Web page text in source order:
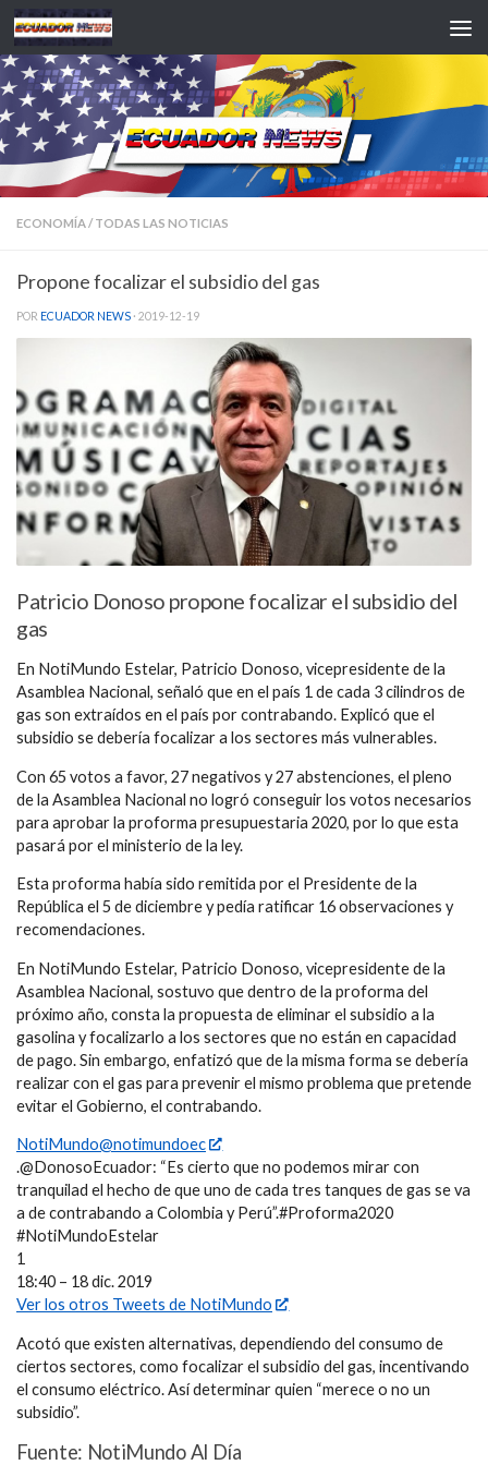
Saltar al contenido
ECONOMÍA/ TODAS LAS NOTICIAS
Propone focalizar el subsidio del gas
POR ECUADOR NEWS · 2019-12-19
Patricio Donoso propone focalizar el subsidio del
gas
En NotiMundo Estelar, Patricio Donoso, vicepresidente de la
Asamblea Nacional, señaló que en el país 1 de cada 3 cilindros de
gas son extraídos en el país por contrabando. Explicó que el
subsidio se debería focalizar a los sectores más vulnerables.
Con 65 votos a favor, 27 negativos y 27 abstenciones, el pleno
de la Asamblea Nacional no logró conseguir los votos necesarios
para aprobar la proforma presupuestaria 2020, por lo que esta
pasará por el ministerio de la ley.
Esta proforma había sido remitida por el Presidente de la
República el 5 de diciembre y pedía ratificar 16 observaciones y
recomendaciones.
En NotiMundo Estelar, Patricio Donoso, vicepresidente de la
Asamblea Nacional, sostuvo que dentro de la proforma del
próximo año, consta la propuesta de eliminar el subsidio a la
gasolina y focalizarlo a los sectores que no están en capacidad
de pago. Sin embargo, enfatizó que de la misma forma se debería
realizar con el gas para prevenir el mismo problema que pretende
evitar el Gobierno, el contrabando.
NotiMundo@notimundoec
.@DonosoEcuador: “Es cierto que no podemos mirar con
tranquilad el hecho de que uno de cada tres tanques de gas se va
a de contrabando a Colombia y Perú”.#Proforma2020
#NotiMundoEstelar
1
18:40 – 18 dic. 2019
Ver los otros Tweets de NotiMundo
Acotó que existen alternativas, dependiendo del consumo de
ciertos sectores, como focalizar el subsidio del gas, incentivando
el consumo eléctrico. Así determinar quien “merece o no un
subsidio”.
Fuente: NotiMundo Al Día